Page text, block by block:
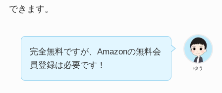
できます。
ゆう
完全無料ですが、Amazonの無料会
員登録は必要です！